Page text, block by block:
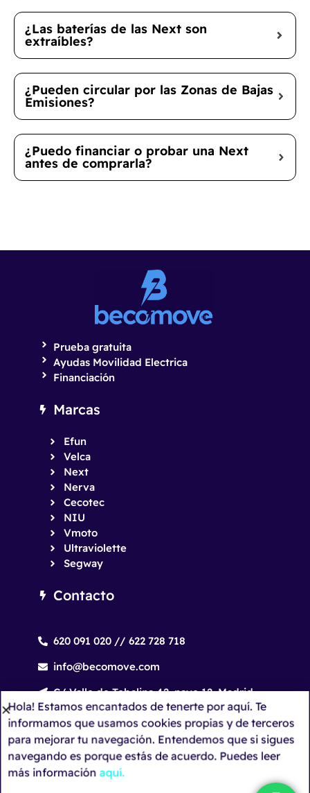
¿Las baterías de las Next son
extraíbles?
¿Pueden circular por las Zonas de Bajas
Emisiones?
¿Puedo financiar o probar una Next
antes de comprarla?
Prueba gratuita
Ayudas Movilidad Electrica
Financiación
Marcas
Efun
Velca
Next
Nerva
Cecotec
NIU
Vmoto
Ultraviolette
Segway
Contacto
620 091 020 // 622 728 718
info@becomove.com
C/ Valle de Tobalina 42, nave 12. Madrid.
Aviso Legal Política de Privacidad
Política de Cookies
Hola! Estamos encantados de tenerte por aquí. Te
informamos que usamos cookies propias y de terceros
para mejorar tu navegación. Entendemos que si sigues
navegando es porque estás de acuerdo. Puedes leer
más información aquí.